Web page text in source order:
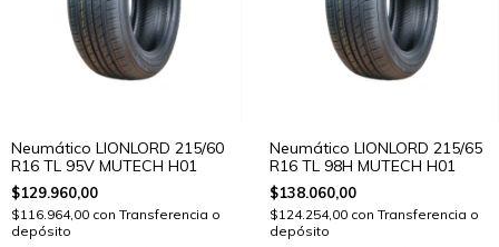
Neumático LIONLORD 215/60
R16 TL 95V MUTECH H01
$129.960,00
$116.964,00 con Transferencia o
depósito
Neumático LIONLORD 215/65
R16 TL 98H MUTECH H01
$138.060,00
$124.254,00 con Transferencia o
depósito